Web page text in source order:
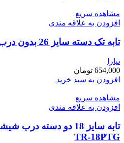
مشاهده سریع
افزودن به علاقه مندی
تابه تک دسته سایز 26 بدون درب تیارا کد TR-26-P1T
تیارا
654,000 تومان
افزودن به سبد خرید
مشاهده سریع
افزودن به علاقه مندی
تابه سایز 18 دو دسته
TR-18PTG